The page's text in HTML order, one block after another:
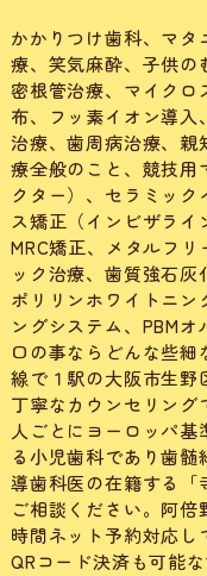
かかりつけ歯科、マ
療、笑気麻酔、子供の
密根管治療、マイクロ
布、フッ素イオン導
治療、歯周病治療、親
療全般のこと、競技用
クター）、セラミッ
ス矯正（インビザライ
MRC矯正、メタルフ
ック治療、歯質強石
ポリリンホワイトニ
ングシステム、PBM
口の事ならどんな些
線で１駅の大阪市生野
丁寧なカウンセリング
人ごとにヨーロッパ
る小児歯科であり歯
導歯科医の在籍する「
ご相談ください。阿
時間ネット予約対応し
QRコード決済も可能な